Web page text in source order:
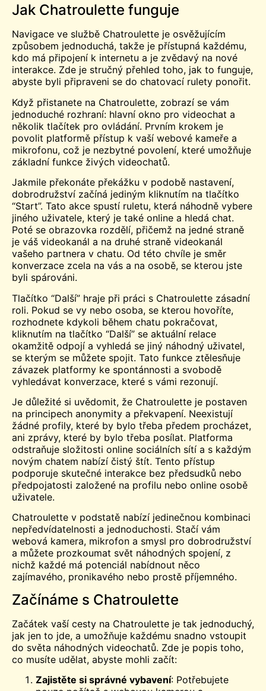
Jak Chatroulette funguje
Navigace ve službě Chatroulette je osvěžujícím
způsobem jednoduchá, takže je přístupná každému,
kdo má připojení k internetu a je zvědavý na nové
interakce. Zde je stručný přehled toho, jak to funguje,
abyste byli připraveni se do chatovací rulety ponořit.
Když přistanete na Chatroulette, zobrazí se vám
jednoduché rozhraní: hlavní okno pro videochat a
několik tlačítek pro ovládání. Prvním krokem je
povolit platformě přístup k vaší webové kameře a
mikrofonu, což je nezbytné povolení, které umožňuje
základní funkce živých videochatů.
Jakmile překonáte překážku v podobě nastavení,
dobrodružství začíná jediným kliknutím na tlačítko
“Start”. Tato akce spustí ruletu, která náhodně vybere
jiného uživatele, který je také online a hledá chat.
Poté se obrazovka rozdělí, přičemž na jedné straně
je váš videokanál a na druhé straně videokanál
vašeho partnera v chatu. Od této chvíle je směr
konverzace zcela na vás a na osobě, se kterou jste
byli spárováni.
Tlačítko “Další” hraje při práci s Chatroulette zásadní
roli. Pokud se vy nebo osoba, se kterou hovoříte,
rozhodnete kdykoli během chatu pokračovat,
kliknutím na tlačítko “Další” se aktuální relace
okamžitě odpojí a vyhledá se jiný náhodný uživatel,
se kterým se můžete spojit. Tato funkce ztělesňuje
závazek platformy ke spontánnosti a svobodě
vyhledávat konverzace, které s vámi rezonují.
Je důležité si uvědomit, že Chatroulette je postaven
na principech anonymity a překvapení. Neexistují
žádné profily, které by bylo třeba předem procházet,
ani zprávy, které by bylo třeba posílat. Platforma
odstraňuje složitosti online sociálních sítí a s každým
novým chatem nabízí čistý štít. Tento přístup
podporuje skutečné interakce bez předsudků nebo
předpojatosti založené na profilu nebo online osobě
uživatele.
Chatroulette v podstatě nabízí jedinečnou kombinaci
nepředvídatelnosti a jednoduchosti. Stačí vám
webová kamera, mikrofon a smysl pro dobrodružství
a můžete prozkoumat svět náhodných spojení, z
nichž každé má potenciál nabídnout něco
zajímavého, pronikavého nebo prostě příjemného.
Začínáme s Chatroulette
Začátek vaší cesty na Chatroulette je tak jednoduchý,
jak jen to jde, a umožňuje každému snadno vstoupit
do světa náhodných videochatů. Zde je popis toho,
co musíte udělat, abyste mohli začít:
Zajistěte si správné vybavení: Potřebujete